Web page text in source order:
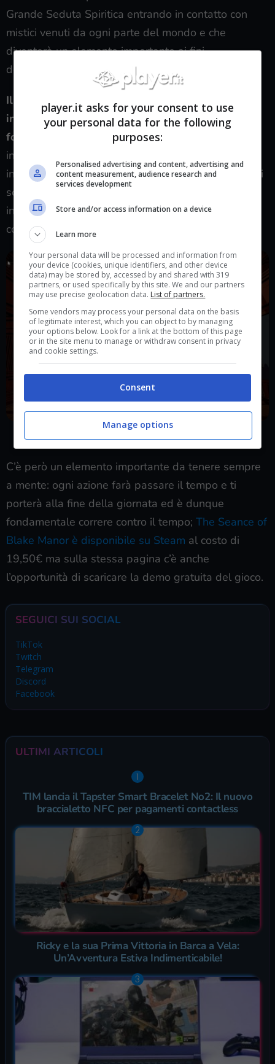
Grande Seduta Spiritica entrando in contatto con
mistici venuti da ogni parte del mondo e che
diventerà un elemento importante ai fini
dell’avventura.
Il tuo compito sarà quello di esplorare l’hotel e
interrogare i suoi misteriosi ospiti per andare a
fondo nelle ricerche
annotando sempre più
informazioni sul tuo taccuino: una volta accumulati
indizi a sufficienza puoi mettere alle spalle al muro i
sospettati e procedere nelle indagini; tra un
interrogatorio e l’altro ti troverai anche a esplorare i
corridoi infestati e pericolosi della Blake Manor.
Un romanzo giallo interattivo: risolvi enigmi, raccogli indizi ed
esplora la misteriosa Blake Manor (Player.it)
C’è però un elemento importante da tenere sempre
a mente: ogni azione farà passare il tempo e ti
porterà alla fine della giornata ed è dunque
fondamentale correre contro il tempo; The Seance of
Blake Manor è disponibile su Steam al costo di
19,50€ ma sulla stessa pagina c’è anche
l’opportunità di scaricare la demo gratuita del gioco.
SEGUICI SUI SOCIAL
TikTok
Twitch
Telegram
Discord
Facebook
ULTIMI ARTICOLI
TIM lancia il Tapster Smart Bracelet No2: Il nuovo
braccialetto NFC per pagamenti contactless
Ricky e la sua Prima Vittoria in Barca a Vela:
Un’Avventura Estiva Indimenticabile!
player.it asks for your consent to use
your personal data for the following
purposes:
Personalised advertising and content, advertising and
content measurement, audience research and
services development
Store and/or access information on a device
Learn more
Your personal data will be processed and information from
your device (cookies, unique identifiers, and other device
data) may be stored by, accessed by and shared with 319
partners, or used specifically by this site. We and our partners
may use precise geolocation data. List of partners.
Some vendors may process your personal data on the basis
of legitimate interest, which you can object to by managing
your options below. Look for a link at the bottom of this page
or in the site menu to manage or withdraw consent in privacy
and cookie settings.
Consent
Manage options